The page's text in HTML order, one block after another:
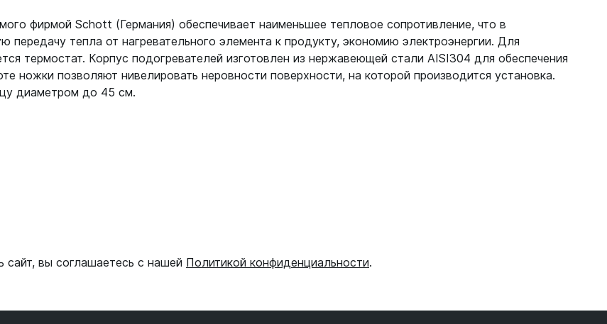
фирмой Schott (Германия) обеспечивает наименьшее тепловое сопротивление, что в
передачу тепла от нагревательного элемента к продукту, экономию электроэнергии. Для
термостат. Корпус подогревателей изготовлен из нержавеющей стали AISI304 для обеспечения
ножки позволяют нивелировать неровности поверхности, на которой производится установка.
диаметром до 45 см.
вы соглашаетесь с нашей Политикой конфиденциальности.